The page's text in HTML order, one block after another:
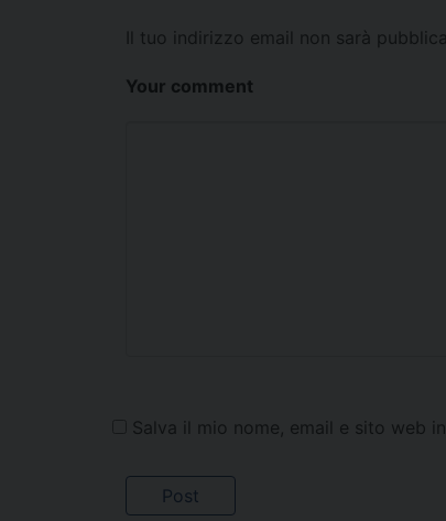
Il tuo indirizzo email non sarà
Your comment
Salva il mio nome, email e sito web